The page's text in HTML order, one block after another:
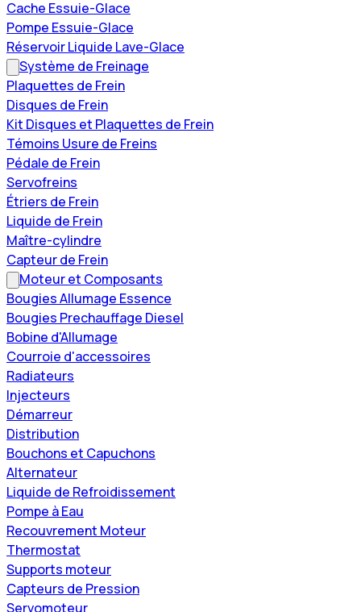
Cache Essuie-Glace
Pompe Essuie-Glace
Réservoir Liquide Lave-Glace
Système de Freinage
Plaquettes de Frein
Disques de Frein
Kit Disques et Plaquettes de Frein
Témoins Usure de Freins
Pédale de Frein
Servofreins
Étriers de Frein
Liquide de Frein
Maître-cylindre
Capteur de Frein
Moteur et Composants
Bougies Allumage Essence
Bougies Prechauffage Diesel
Bobine d'Allumage
Courroie d'accessoires
Radiateurs
Injecteurs
Démarreur
Distribution
Bouchons et Capuchons
Alternateur
Liquide de Refroidissement
Pompe à Eau
Recouvrement Moteur
Thermostat
Supports moteur
Capteurs de Pression
Servomoteur